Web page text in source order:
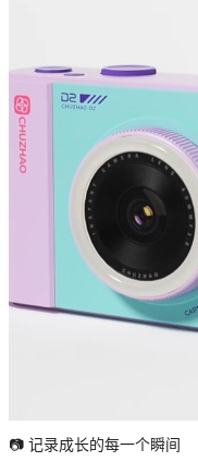
📷 记录成长的每一个瞬间